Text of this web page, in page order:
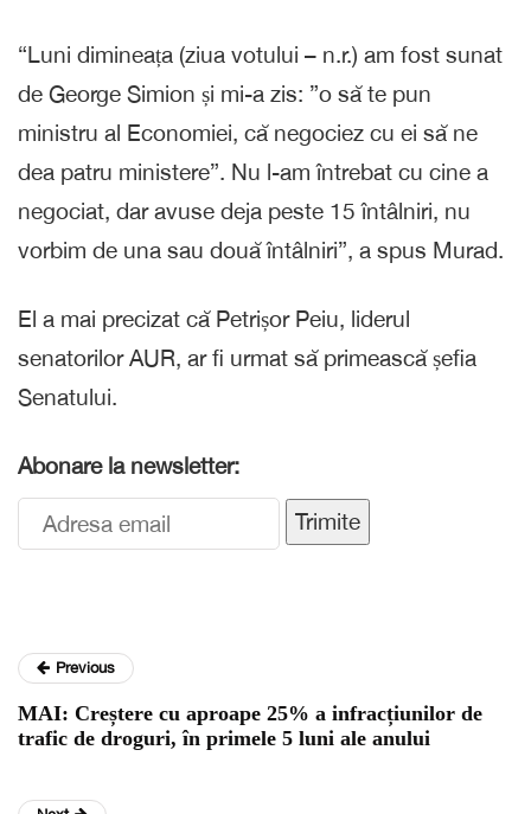
“Luni dimineața (ziua votului – n.r.) am fost sunat
de George Simion și mi-a zis: ”o să te pun
ministru al Economiei, că negociez cu ei să ne
dea patru ministere”. Nu l-am întrebat cu cine a
negociat, dar avuse deja peste 15 întâlniri, nu
vorbim de una sau două întâlniri”, a spus Murad.
El a mai precizat că Petrișor Peiu, liderul
senatorilor AUR, ar fi urmat să primească șefia
Senatului.
Abonare la newsletter:
Trimite
Previous
MAI: Creștere cu aproape 25% a infracțiunilor de
trafic de droguri, în primele 5 luni ale anului